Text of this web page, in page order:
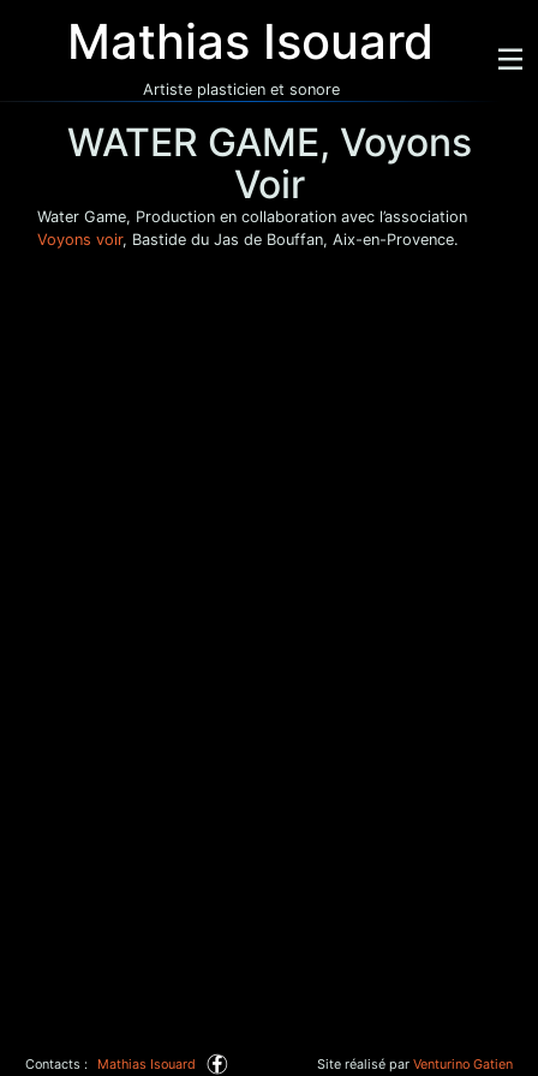
Mathias Isouard
Artiste plasticien et sonore
WATER GAME, Voyons
Voir
Water Game, Production en collaboration avec l’association
Voyons voir, Bastide du Jas de Bouffan, Aix-en-Provence.
Contacts : Mathias Isouard Site réalisé par Venturino Gatien